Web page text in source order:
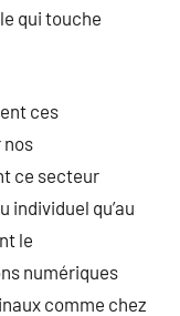
qui touche
ces
ce secteur
individuel qu’au
le
numériques
comme chez